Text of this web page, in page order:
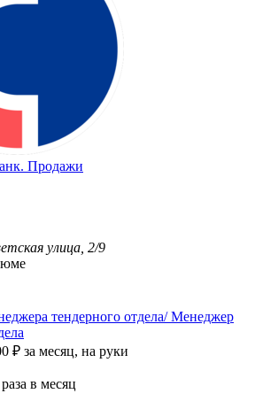
Продажи
улица, 2/9
тендерного отдела/ Менеджер
₽ за месяц, на руки
в месяц